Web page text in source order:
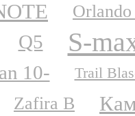
Q5 S-
10- Trail
Zafira B